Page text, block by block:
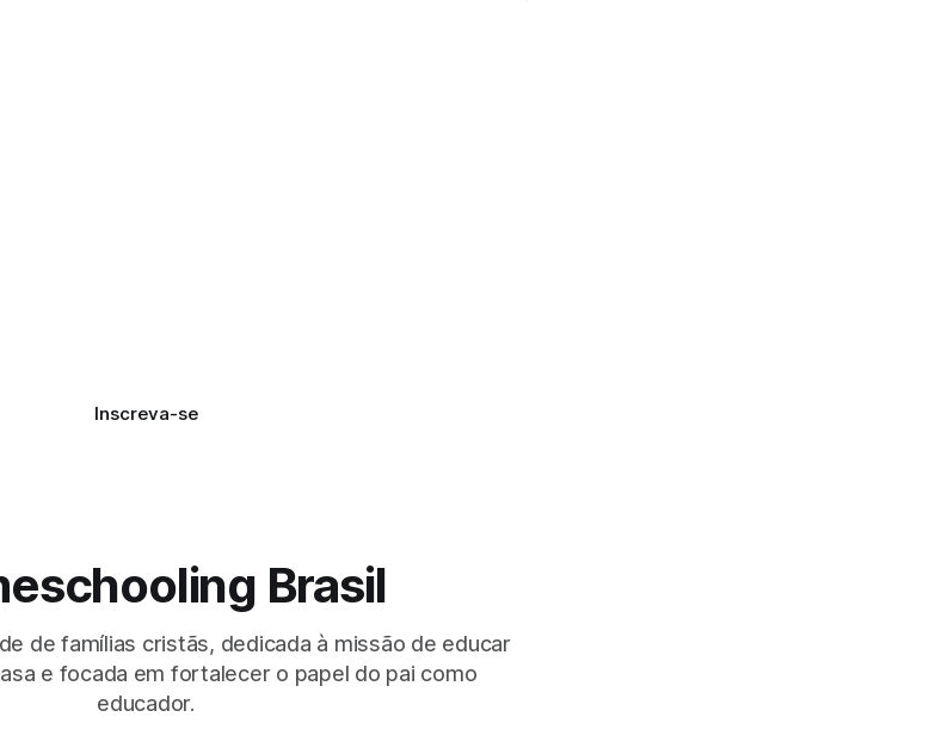
Inscreva-se
Brasil
de famílias cristãs, dedicada à missão de educar
e focada em fortalecer o papel do pai como
educador.